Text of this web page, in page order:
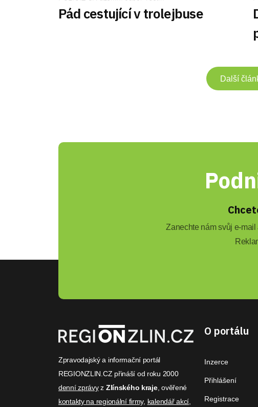
Pád cestující v trolejbuse
Další
Zanechte nám svůj e-
Zpravodajský a informační portál
REGIONZLIN.CZ přináší od roku 2000
denní zprávyz Zlínského kraje, ověřené
kontakty na regionální firmy, kalendář akcí
O portálu
Inzerce
Přihlášení
Registrace